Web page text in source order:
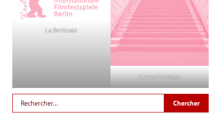
La Berlinale
Autres Festivals